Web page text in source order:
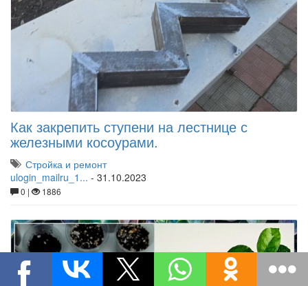
Как закрепить ступени на лестнице с
железными косоурами.
Стройка и ремонт
ulogin_mailru_1... - 31.10.2023
0 | 1886